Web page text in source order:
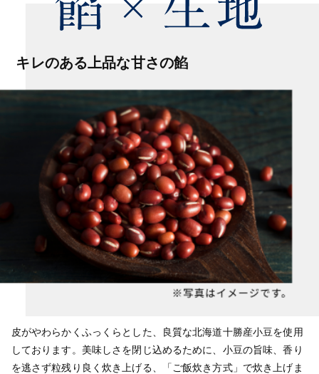
キレのある上品な甘さの餡
皮がやわらかくふっくらとした、良質な北海道十勝産小豆を使用
しております。美味しさを閉じ込めるために、小豆の旨味、香り
を逃さず粒残り良く炊き上げる、「ご飯炊き方式」で炊き上げま